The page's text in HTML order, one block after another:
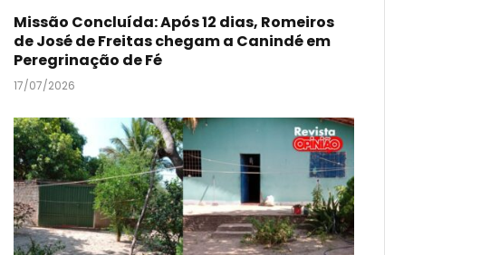
Missão Concluída: Após 12 dias, Romeiros
de José de Freitas chegam a Canindé em
Peregrinação de Fé
17/07/2026